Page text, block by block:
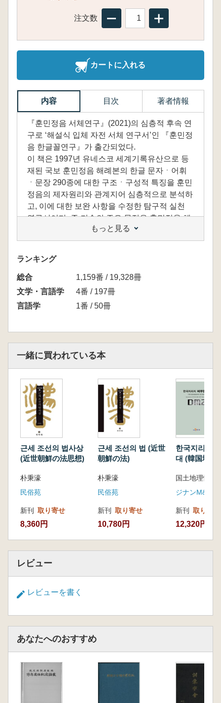
注文数
カートに入れる
内容 目次 著者情報
『훈민정음 서체연구』(2021)의 심층적 후속 연
구로 ‘해설식 입체 자전 서체 연구서’인 『훈민정
음 한글꼴연구』가 출간되었다.
이 책은 1997년 유네스코 세계기록유산으로 등
재된 국보 훈민정음 해례본의 한글 문자ㆍ어휘
ㆍ문장 290종에 대한 구조ㆍ구성적 특징을 훈민
정음의 제자원리와 관계지어 심층적으로 분석하
고, 이에 대한 보완 사항을 수정한 탐구적 실천
연구서이다. 즉 저술의 주요 목적은 훈민정음 해
례본에 나타나는 최초의 한글 문자에 대한 구조
적 특징을 제자 및 조형 원리에 의거하여 심층적
으로 파악하고 수정안을 제시하는 데 두었다.
저자는 훈민정음의 한글글꼴의 뿌리인 서체의
특징을 찾기 위하여 50여 년 간 서체 전문 연구서
적 10여 종을 저술하면서 선학 전문가의 영향 없
이 홀로 터득해야 하는 연구를 힘들게 해오고 있
경향을 문자 결구요소에 따라 수치 분석을 통해
제Ⅱ부는 문자별 구조론으로 자음-모음-초중성
합자-초중종성합자 229종에 대한 구조적 특징을
도판 212개를 곁들여 분석하여 특징을 밝혔다.
제Ⅲ부는 문장별 구성론으로 어휘별 서체 50종
에 대한 특징을 50개의 분석도 마다에 도판과 관
련되는 훈민정음 제자원리 및 해석을 밝히고, 그
아래 부분에는 어휘 생성구조와 수정방안을 곁
もっと見る
ランキング
総合
1,159番 / 19,328冊
文学・言語学
4番 / 197冊
言語学
1番 / 50冊
一緒に買われている本
근세 조선의 법사상
(近世朝鮮の法思想)
朴秉濠
民俗苑
新刊 取り寄せ
8,360円
근세 조선의 법 (近世
朝鮮の法)
朴秉濠
民俗苑
新刊 取り寄せ
10,780円
한국지리지
대 (韓国地理
国土地理情
ジナンM&B
新刊 取り寄せ
12,320円
レビュー
レビューを書く
あなたへのおすすめ